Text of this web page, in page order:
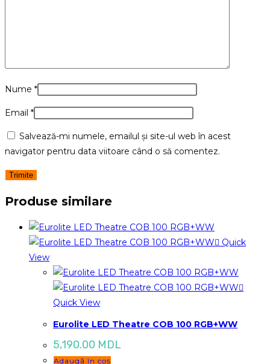
Nume *
Email *
Salvează-mi numele, emailul și site-ul web în acest
navigator pentru data viitoare când o să comentez.
Produse similare
Quick
View
Quick View
Eurolite LED Theatre COB 100 RGB+WW
5,190.00 MDL
Adaugă în coș